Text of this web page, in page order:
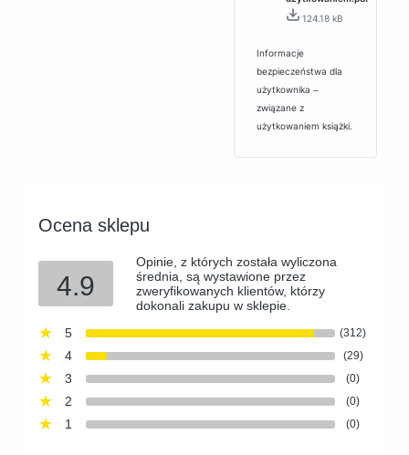
124.18 kB
Informacje
bezpieczeństwa dla
użytkownika ‒
związane z
użytkowaniem książki.
Ocena sklepu
4.9
Opinie, z których została wyliczona
średnia, są wystawione przez
zweryfikowanych klientów, którzy
dokonali zakupu w sklepie.
5
(312)
4 (29)
3 (0)
2 (0)
1 (0)